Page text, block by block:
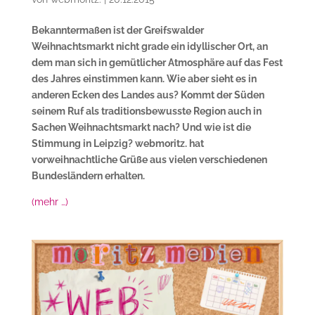
Bekanntermaßen ist der Greifswalder
Weihnachtsmarkt nicht grade ein idyllischer Ort, an
dem man sich in gemütlicher Atmosphäre auf das Fest
des Jahres einstimmen kann. Wie aber sieht es in
anderen Ecken des Landes aus? Kommt der Süden
seinem Ruf als traditionsbewusste Region auch in
Sachen Weihnachtsmarkt nach? Und wie ist die
Stimmung in Leipzig? webmoritz. hat
vorweihnachtliche Grüße aus vielen verschiedenen
Bundesländern erhalten.
(mehr …)